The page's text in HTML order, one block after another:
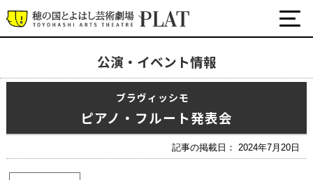
公演・イベント情報
ブラヴィッシモ
ピアノ・フルート発表会
記事の掲載日： 2024年7月20日
最新の公演・イベント情報
演劇・ダンス・音楽など
ワークショップ・講座
イベント